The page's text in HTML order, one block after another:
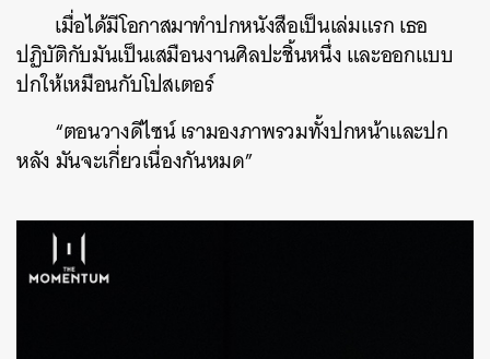
เมื่อได้มีโอกาสมาทำปกหนังสือเป็นเล่มแรก เธอ
ปฏิบัติกับมันเป็นเสมือนงานศิลปะชิ้นหนึ่ง และออกแบบ
ปกให้เหมือนกับโปสเตอร์
“ตอนวางดีไซน์ เรามองภาพรวมทั้งปกหน้าและปก
หลัง มันจะเกี่ยวเนื่องกันหมด”